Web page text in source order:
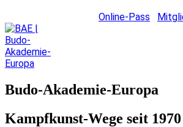
Online-Pass
Budo-Akademie-Europa
Kampfkunst-Wege seit 1970